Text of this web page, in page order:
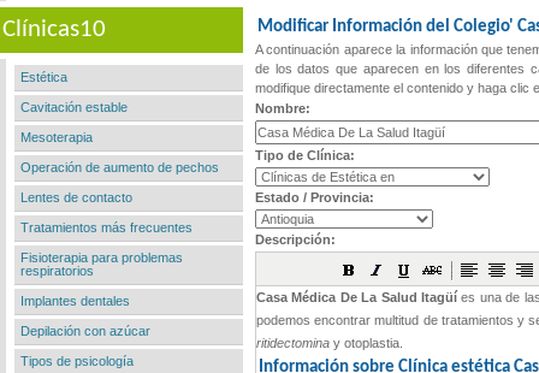
Clínicas10
Estética
Cavitación estable
Mesoterapia
Operación de aumento de pechos
Lentes de contacto
Tratamientos más frecuentes
Fisioterapia para problemas
respiratorios
Implantes dentales
Depilación con azúcar
Tipos de psicología
Modificar Información del Colegio'
A continuación aparece la información que
de los datos que aparecen en los diferentes
modifique directamente el contenido y haga clic
Nombre:
Tipo de Clínica:
Estado / Provincia:
Descripción: